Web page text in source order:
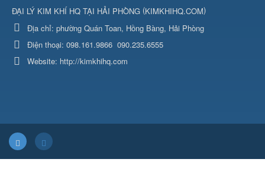
ĐẠI LÝ KIM KHÍ HQ TẠI HẢI PHÒNG (KIMKHIHQ.COM)
Địa chỉ: phường Quán Toan, Hồng Bàng, Hải Phòng
Điện thoại: 098.161.9866 090.235.6555
Website: http://kimkhihq.com